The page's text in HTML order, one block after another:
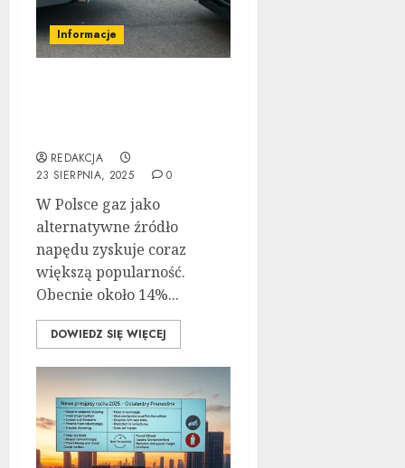
Informacje
REDAKCJA
23 SIERPNIA, 2025
0
W Polsce gaz jako
alternatywne źródło
napędu zyskuje coraz
większą popularność.
Obecnie około 14%...
DOWIEDZ SIĘ WIĘCEJ